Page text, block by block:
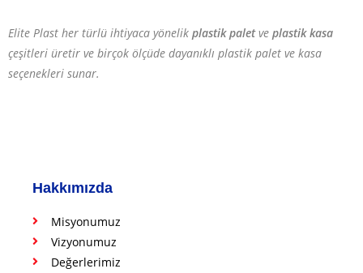
Elite Plast her türlü ihtiyaca yönelik plastik paletve plastik kasa
çeşitleri üretir ve birçok ölçüde dayanıklı plastik palet ve kasa
seçenekleri sunar.
Hakkımızda
Misyonumuz
Vizyonumuz
Değerlerimiz